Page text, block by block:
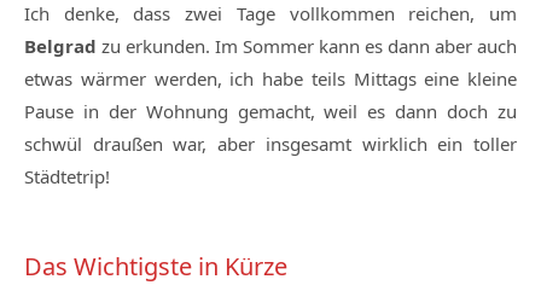
Ich denke, dass zwei Tage vollkommen reichen, um
Belgrad zu erkunden. Im Sommer kann es dann aber auch
etwas wärmer werden, ich habe teils Mittags eine kleine
Pause in der Wohnung gemacht, weil es dann doch zu
schwül draußen war, aber insgesamt wirklich ein toller
Städtetrip!
Das Wichtigste in Kürze